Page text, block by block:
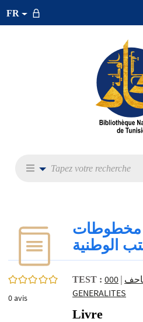
FR
0/5
0avis
مخطوطات
TEST : |
000 -
GENERALITES
Livre